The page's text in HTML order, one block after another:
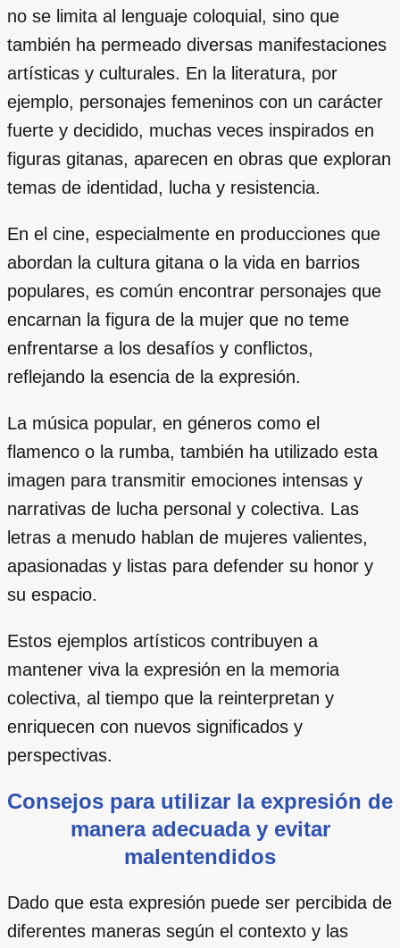
no se limita al lenguaje coloquial, sino que
también ha permeado diversas manifestaciones
artísticas y culturales. En la literatura, por
ejemplo, personajes femeninos con un carácter
fuerte y decidido, muchas veces inspirados en
figuras gitanas, aparecen en obras que exploran
temas de identidad, lucha y resistencia.
En el cine, especialmente en producciones que
abordan la cultura gitana o la vida en barrios
populares, es común encontrar personajes que
encarnan la figura de la mujer que no teme
enfrentarse a los desafíos y conflictos,
reflejando la esencia de la expresión.
La música popular, en géneros como el
flamenco o la rumba, también ha utilizado esta
imagen para transmitir emociones intensas y
narrativas de lucha personal y colectiva. Las
letras a menudo hablan de mujeres valientes,
apasionadas y listas para defender su honor y
su espacio.
Estos ejemplos artísticos contribuyen a
mantener viva la expresión en la memoria
colectiva, al tiempo que la reinterpretan y
enriquecen con nuevos significados y
perspectivas.
Consejos para utilizar la expresión de
manera adecuada y evitar
malentendidos
Dado que esta expresión puede ser percibida de
diferentes maneras según el contexto y las